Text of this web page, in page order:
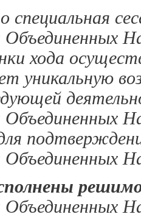
специальная
хода
уникальную
Объединенных
Объединенных
Объединенных